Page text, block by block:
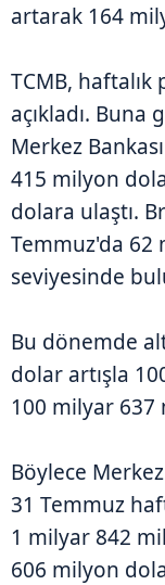
artarak 164
TCMB,
açıkladı. Buna
Merkez
415 milyon
dolara ulaştı.
Temmuz'da
seviyesinde
Bu dönemde
dolar artışla
100 milyar
Böylece
31 Temmuz
1 milyar 842
606 milyon